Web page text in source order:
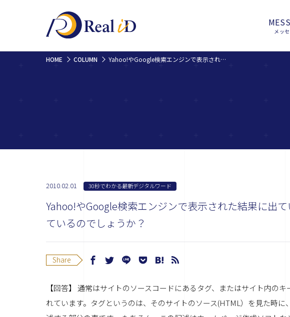
メッ
HOME COLUMN Yahoo!やGoogle検索エンジンで表示された結果に出ている、サイト紹介文は何を参考にしているのでしょうか？
2010.02.01 30秒でわかる最新デジタルワード
Yahoo!やGoogle検索エンジンで表示された結果に出
ているのでしょうか？
Share
【回答】 通常はサイトのソースコードにあるタグ、またはサイト内の
れています。タグというのは、そのサイトのソース(HTML）を見た時